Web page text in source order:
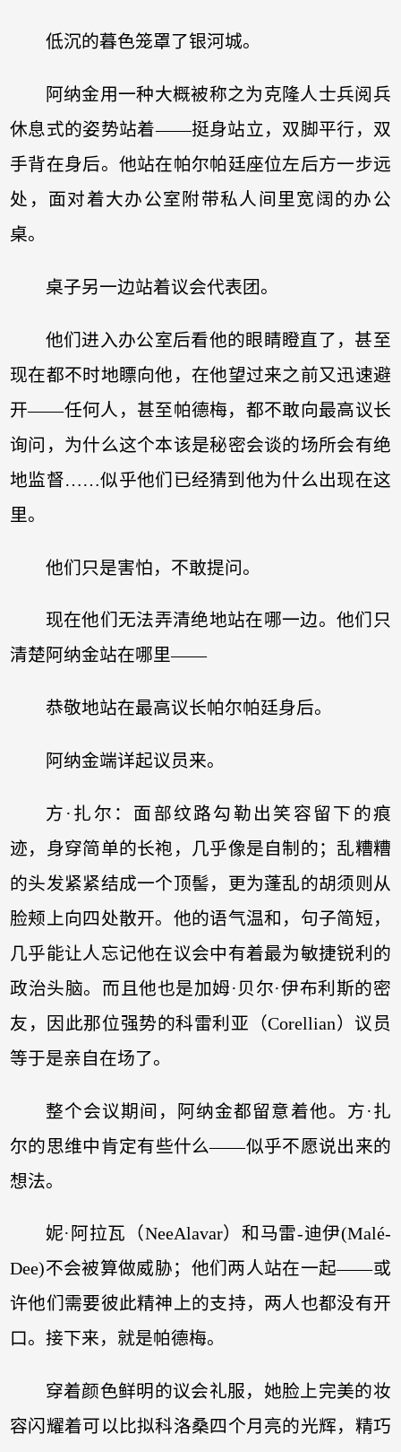
低沉的暮色笼罩了银河城。
阿纳金用一种大概被称之为克隆人士兵阅兵
休息式的姿势站着——挺身站立，双脚平行，双
手背在身后。他站在帕尔帕廷座位左后方一步远
处，面对着大办公室附带私人间里宽阔的办公
桌。
桌子另一边站着议会代表团。
他们进入办公室后看他的眼睛瞪直了，甚至
现在都不时地瞟向他，在他望过来之前又迅速避
开——任何人，甚至帕德梅，都不敢向最高议长
询问，为什么这个本该是秘密会谈的场所会有绝
地监督……似乎他们已经猜到他为什么出现在这
里。
他们只是害怕，不敢提问。
现在他们无法弄清绝地站在哪一边。他们只
清楚阿纳金站在哪里——
恭敬地站在最高议长帕尔帕廷身后。
阿纳金端详起议员来。
方·扎尔：面部纹路勾勒出笑容留下的痕
迹，身穿简单的长袍，几乎像是自制的；乱糟糟
的头发紧紧结成一个顶髻，更为蓬乱的胡须则从
脸颊上向四处散开。他的语气温和，句子简短，
几乎能让人忘记他在议会中有着最为敏捷锐利的
政治头脑。而且他也是加姆·贝尔·伊布利斯的密
友，因此那位强势的科雷利亚（Corellian）议员
等于是亲自在场了。
整个会议期间，阿纳金都留意着他。方·扎
尔的思维中肯定有些什么——似乎不愿说出来的
想法。
妮·阿拉瓦（NeeAlavar）和马雷-迪伊(Malé-
Dee)不会被算做威胁；他们两人站在一起——或
许他们需要彼此精神上的支持，两人也都没有开
口。接下来，就是帕德梅。
穿着颜色鲜明的议会礼服，她脸上完美的妆
容闪耀着可以比拟科洛桑四个月亮的光辉，精巧